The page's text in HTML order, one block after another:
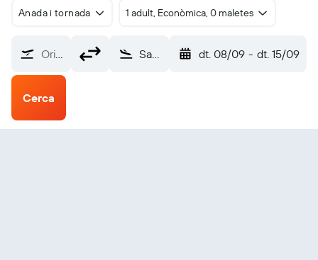
Anada i tornada
1 adult, Econòmica, 0 maletes
Origen? Santa Maria Huatulco (HUX) dt. 08/09 - dt. 15/09
Cerca